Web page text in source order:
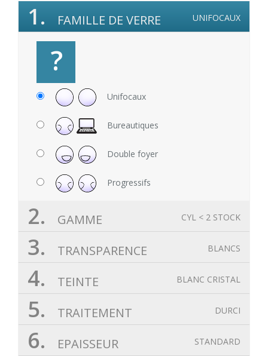
UNIFOCAUX
1. FAMILLE DE VERRE
?
Unifocaux
Bureautiques
Double foyer
Progressifs
CYL < 2 STOCK
2. GAMME
BLANCS
3. TRANSPARENCE
BLANC CRISTAL
4. TEINTE
DURCI
5. TRAITEMENT
STANDARD
6. EPAISSEUR